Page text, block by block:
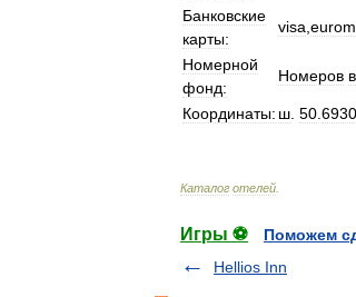
Банковские
карты:
visa
Номерной
фонд:
Номеров в
Координаты: ш 50
Каталог отелей
Игры ⚽
Поможем
Hellios Inn